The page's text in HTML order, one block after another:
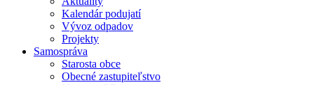
Kalendár podujatí
Vývoz odpadov
Projekty
Samospráva
Starosta obce
Obecné zastupiteľstvo